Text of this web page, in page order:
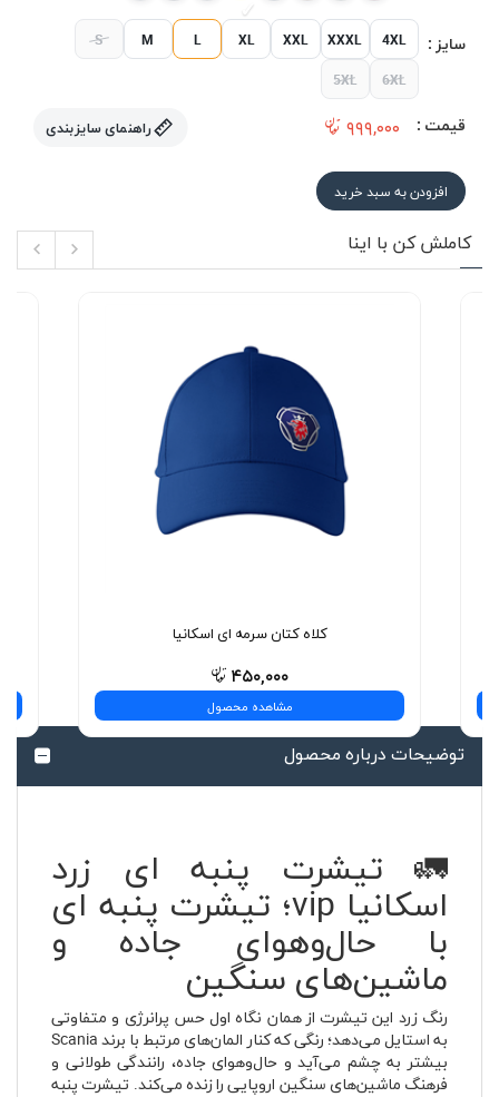
سایز : S M L XL XXL XXXL 4XL
5XL 6XL
قیمت : ۹۹۹,۰۰۰ راهنمای سایزبندی
افزودن به سبد خرید
کاملش کن با اینا
کلاه کتان سرمه ای اسکانیا
۴۵۰,۰۰۰
مشاهده محصول
توضیحات درباره محصول
🚛 تیشرت پنبه ای زرد
اسکانیا vip؛ تیشرت پنبه ای
با حال‌وهوای جاده و
ماشین‌های سنگین
رنگ زرد این تیشرت از همان نگاه اول حس پرانرژی و متفاوتی
به استایل می‌دهد؛ رنگی که کنار المان‌های مرتبط با برند Scania
بیشتر به چشم می‌آید و حال‌وهوای جاده، رانندگی طولانی و
فرهنگ ماشین‌های سنگین اروپایی را زنده می‌کند. تیشرت پنبه